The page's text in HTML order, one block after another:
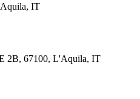
IT
2B, 67100, L'Aquila, IT